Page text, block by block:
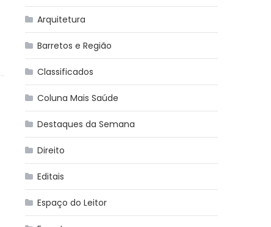
Arquitetura
Barretos e Região
Classificados
Coluna Mais Saúde
Destaques da Semana
Direito
Editais
Espaço do Leitor